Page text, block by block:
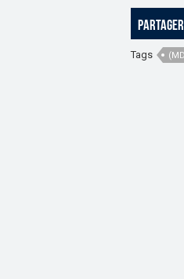
Partager
Tags